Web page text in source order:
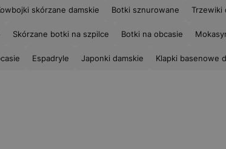
skórzane damskie Botki sznurowane Trzewiki
Skórzane botki na szpilce Botki na obcasie
Espadryle Japonki damskie Klapki basenowe